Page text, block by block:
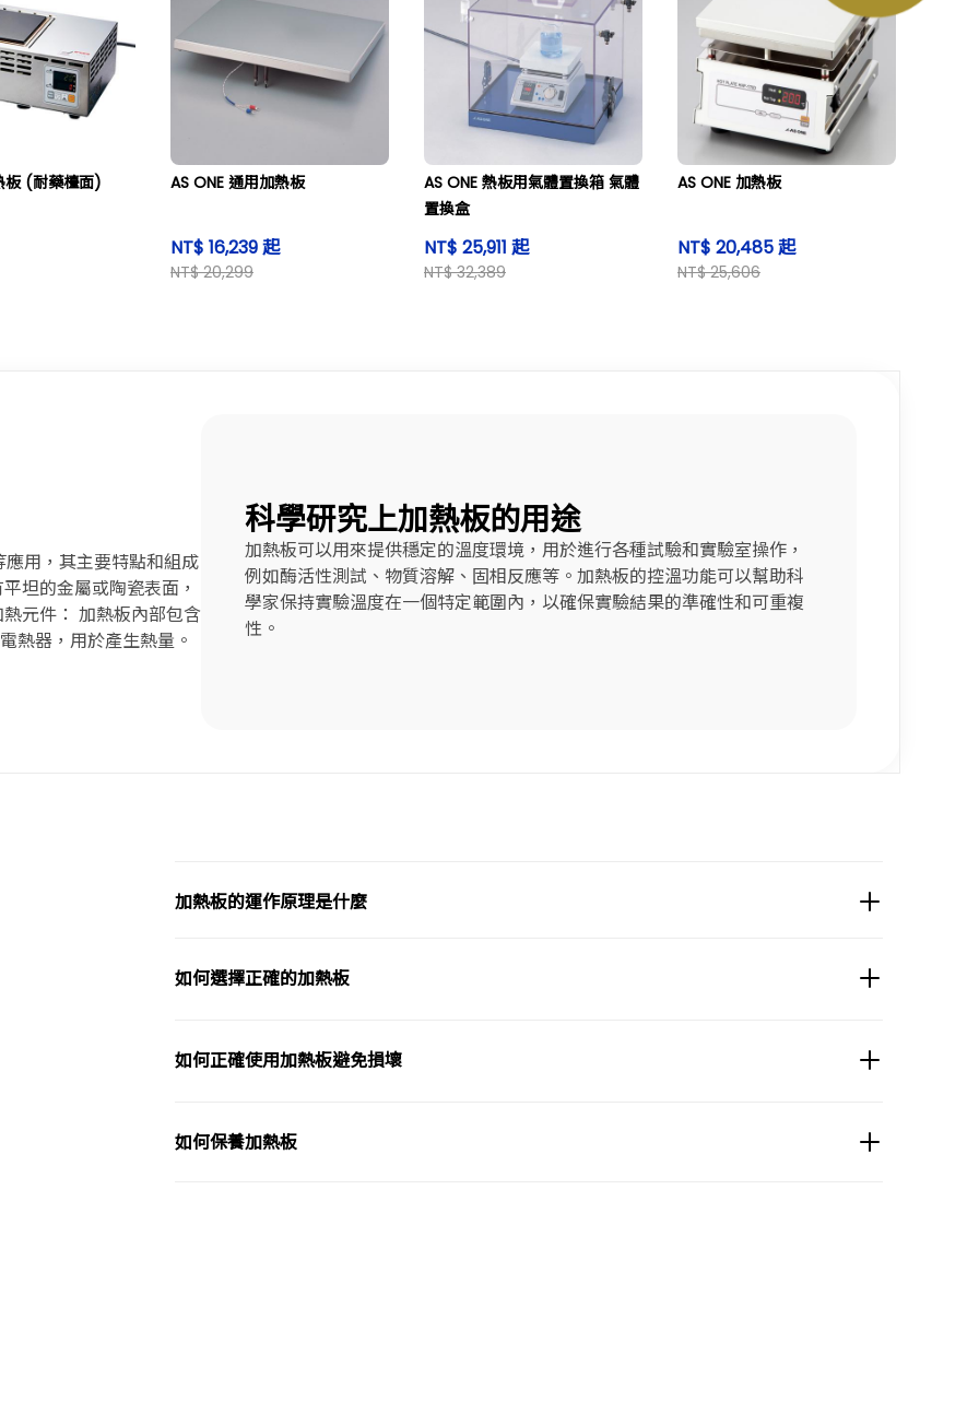
板 (耐藥檯面) AS ONE 通用加熱板
NT$ 16,239 起
NT$ 20,299
AS ONE 熱板用氣體置換箱 氣體
置換盒
NT$ 25,911 起
NT$ 32,389
AS ONE 加熱板
NT$ 20,485 起
NT$ 25,606
用，其主要特點和組成
坦的金屬或陶瓷表面，
元件： 加熱板內部包含
熱器，用於產生熱量。
科學研究上加熱板的用途
加熱板可以用來提供穩定的溫度環境，用於進行各種試驗和實驗室操作，
例如酶活性測試、物質溶解、固相反應等。加熱板的控溫功能可以幫助科
學家保持實驗溫度在一個特定範圍內，以確保實驗結果的準確性和可重複
性。
加熱板的運作原理是什麼
如何選擇正確的加熱板
如何正確使用加熱板避免損壞
如何保養加熱板